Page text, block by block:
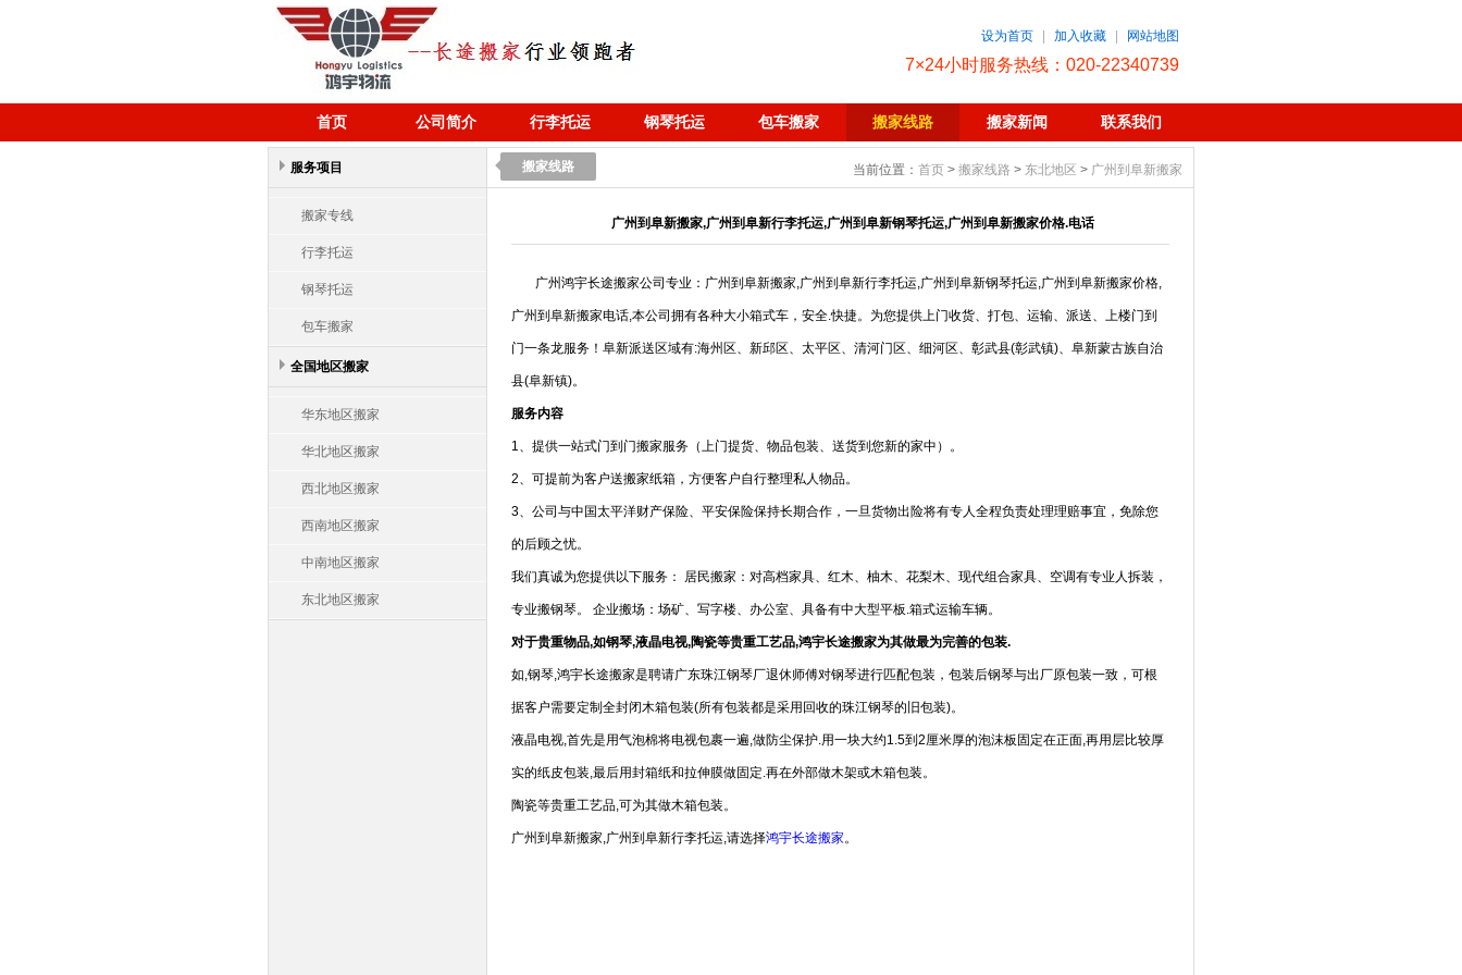
设为首页 加入收藏 网站地图
7×24小时服务热线：020-22340739
首页 公司简介 行李托运 钢琴托运 包车搬家 搬家线路 搬家新闻 联系我们
服务项目
搬家专线
行李托运
钢琴托运
包车搬家
全国地区搬家
华东地区搬家
华北地区搬家
西北地区搬家
西南地区搬家
中南地区搬家
东北地区搬家
搬家线路 当前位置： 首页 > 搬家线路 > 东北地区 > 广州到阜新搬家
广州到阜新搬家,广州到阜新行李托运,广州到阜新钢琴托运,广州到阜新搬家价格.电话
广州鸿宇长途搬家公司专业：广州到阜新搬家,广州到阜新行李托运,广州到阜新钢琴托运,广州到阜新搬家价格,
广州到阜新搬家电话,本公司拥有各种大小箱式车，安全.快捷。为您提供上门收货、打包、运输、派送、上楼门到
门一条龙服务！阜新派送区域有:海州区、新邱区、太平区、清河门区、细河区、彰武县(彰武镇)、阜新蒙古族自治
县(阜新镇)。
服务内容
1、提供一站式门到门搬家服务（上门提货、物品包装、送货到您新的家中）。
2、可提前为客户送搬家纸箱，方便客户自行整理私人物品。
3、公司与中国太平洋财产保险、平安保险保持长期合作，一旦货物出险将有专人全程负责处理理赔事宜，免除您
的后顾之忧。
我们真诚为您提供以下服务： 居民搬家：对高档家具、红木、柚木、花梨木、现代组合家具、空调有专业人拆装，
专业搬钢琴。 企业搬场：场矿、写字楼、办公室、具备有中大型平板.箱式运输车辆。
对于贵重物品,如钢琴,液晶电视,陶瓷等贵重工艺品,鸿宇长途搬家为其做最为完善的包装.
如,钢琴,鸿宇长途搬家是聘请广东珠江钢琴厂退休师傅对钢琴进行匹配包装，包装后钢琴与出厂原包装一致，可根
据客户需要定制全封闭木箱包装(所有包装都是采用回收的珠江钢琴的旧包装)。
液晶电视,首先是用气泡棉将电视包裹一遍,做防尘保护.用一块大约1.5到2厘米厚的泡沫板固定在正面,再用层比较厚
实的纸皮包装,最后用封箱纸和拉伸膜做固定.再在外部做木架或木箱包装。
陶瓷等贵重工艺品,可为其做木箱包装。
广州到阜新搬家,广州到阜新行李托运,请选择鸿宇长途搬家。